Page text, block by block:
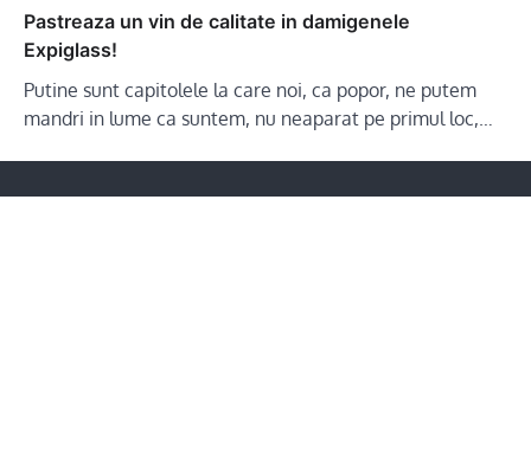
Pastreaza un vin de calitate in damigenele
Expiglass!
Putine sunt capitolele la care noi, ca popor, ne putem
mandri in lume ca suntem, nu neaparat pe primul loc,…